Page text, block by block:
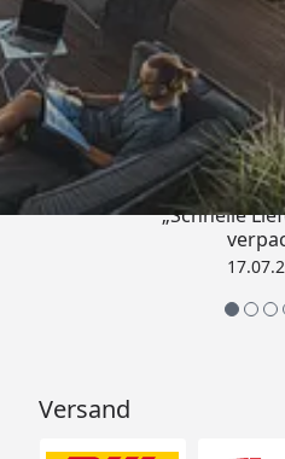
Trusted
„Schnelle
Versand